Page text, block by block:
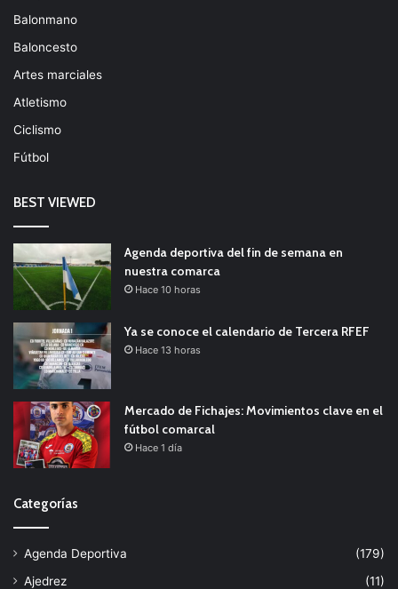
Balonmano
Baloncesto
Artes marciales
Atletismo
Ciclismo
Fútbol
BEST VIEWED
Agenda deportiva del fin de semana en
nuestra comarca
Hace 10 horas
Ya se conoce el calendario de Tercera RFEF
Hace 13 horas
Mercado de Fichajes: Movimientos clave en el
fútbol comarcal
Hace 1 día
Categorías
Agenda Deportiva
(179)
Ajedrez
(11)